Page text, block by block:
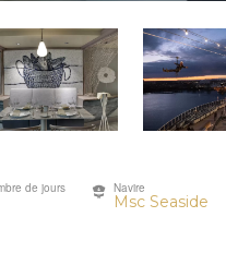
de jours Navire
Msc Seaside